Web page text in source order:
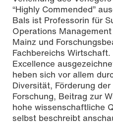
“Highly Commended”
Bals ist Professorin für
Operations
Mainz und
Fachbereichs
Excellence
heben sich vor allem
Diversität, Förderung
Forschung, Beitrag zur
hohe wissenschaftliche
selbst beschreibt